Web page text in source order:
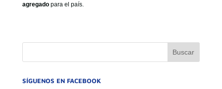
agregadopara el país.
SÍGUENOS EN FACEBOOK